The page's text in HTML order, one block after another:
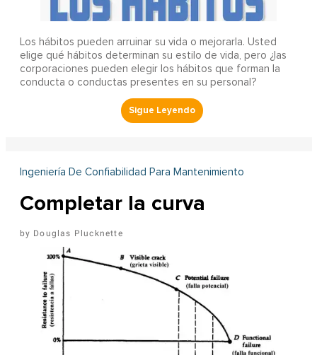
Los hábitos pueden arruinar su vida o mejorarla. Usted
elige qué hábitos determinan su estilo de vida, pero ¿las
corporaciones pueden elegir los hábitos que forman la
conducta o conductas presentes en su personal?
Ingeniería De Confiabilidad Para Mantenimiento
Completar la curva
Douglas Plucknette